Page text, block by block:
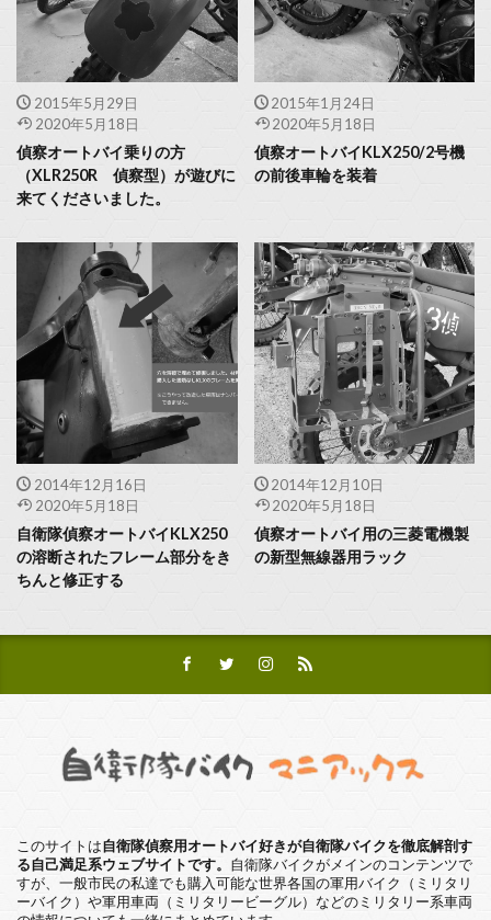
2015年5月29日
2020年5月18日
偵察オートバイ乗りの方
（XLR250R 偵察型）が遊びに
来てくださいました。
2015年1月24日
2020年5月18日
偵察オートバイKLX250/2号機
の前後車輪を装着
2014年12月16日
2020年5月18日
自衛隊偵察オートバイKLX250
の溶断されたフレーム部分をき
ちんと修正する
2014年12月10日
2020年5月18日
偵察オートバイ用の三菱電機製
の新型無線器用ラック
このサイトは自衛隊偵察用オートバイ好きが自衛隊バイクを徹底解剖す
る自己満足系ウェブサイトです。 自衛隊バイクがメインのコンテンツで
すが、一般市民の私達でも購入可能な世界各国の軍用バイク（ミリタリ
ーバイク）や軍用車両（ミリタリービーグル）などのミリタリー系車両